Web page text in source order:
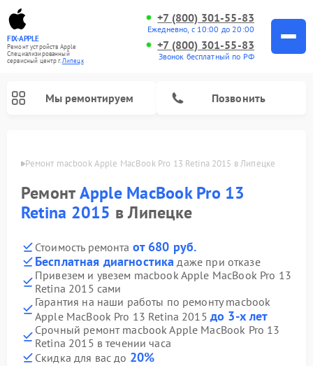
FIX-APPLE
Ремонт устройств Apple
Специализированный
cервисный центр г.Липецк
+7 (800) 301-55-83
Ежедневно, с 10:00 до 20:00
+7 (800) 301-55-83
Звонок бесплатный по РФ
Мы ремонтируем Позвонить
Ремонт macbook Apple MacBook Pro 13 Retina 2015 в Липецке
РемонтApple MacBook Pro 13
Retina 2015 в Липецке
Стоимость ремонта от 680 руб.
Бесплатная диагностика даже при отказе
Привезем и увезем macbook Apple MacBook Pro 13
Retina 2015 сами
Гарантия на наши работы по ремонту macbook
Apple MacBook Pro 13 Retina 2015 до 3-х лет
Срочный ремонт macbook Apple MacBook Pro 13
Retina 2015 в течении часа
Скидка для вас до 20%